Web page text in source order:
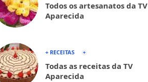
Todos os artesanatos da TV
Aparecida
+ RECEITAS
Todas as receitas da TV
Aparecida